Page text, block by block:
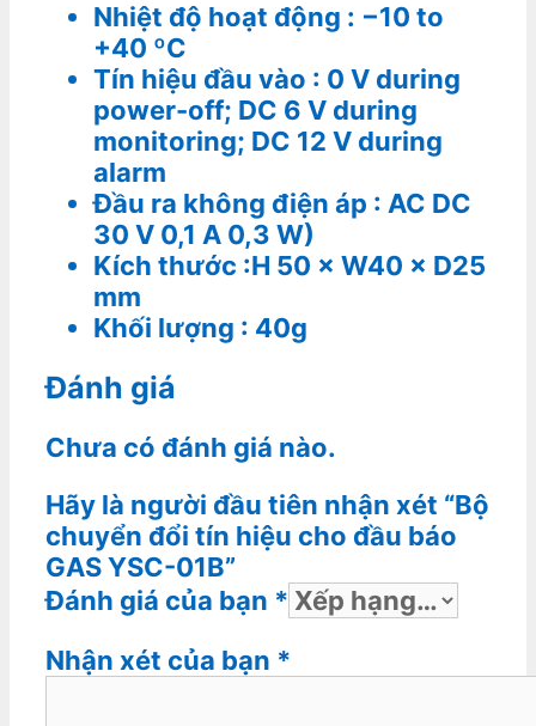
Nhiệt độ hoạt động : −10 to
+40 ºC
Tín hiệu đầu vào : 0 V during
power-off; DC 6 V during
monitoring; DC 12 V during
alarm
Đầu ra không điện áp : AC DC
30 V 0,1 A 0,3 W)
Kích thước :H 50 × W40 × D25
mm
Khối lượng : 40g
Đánh giá
Chưa có đánh giá nào.
Hãy là người đầu tiên nhận xét “Bộ
chuyển đổi tín hiệu cho đầu báo
GAS YSC-01B”
Đánh giá của bạn *
Nhận xét của bạn *